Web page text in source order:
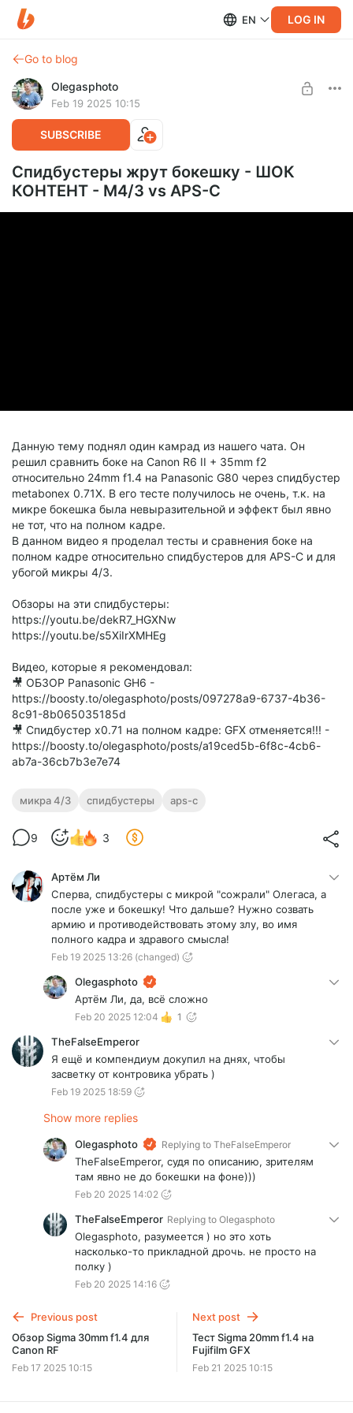
EN LOG IN
Go to blog
Olegasphoto
Feb 19 2025 10:15
SUBSCRIBE
Спидбустеры жрут бокешку - ШОК
КОНТЕНТ - M4/3 vs APS-C
Данную тему поднял один камрад из нашего чата. Он
решил сравнить боке на Canon R6 II + 35mm f2
относительно 24mm f1.4 на Panasonic G80 через спидбустер
metabonex 0.71X. В его тесте получилось не очень, т.к. на
микре бокешка была невыразительной и эффект был явно
не тот, что на полном кадре.
В данном видео я проделал тесты и сравнения боке на
полном кадре относительно спидбустеров для APS-C и для
убогой микры 4/3.
Обзоры на эти спидбустеры:
https://youtu.be/dekR7_HGXNw
https://youtu.be/s5XiIrXMHEg
Видео, которые я рекомендовал:
🎥 ОБЗОР Panasonic GH6 -
https://boosty.to/olegasphoto/posts/097278a9-6737-4b36-
8c91-8b065035185d
🎥 Спидбустер х0.71 на полном кадре: GFX отменяется!!! -
https://boosty.to/olegasphoto/posts/a19ced5b-6f8c-4cb6-
ab7a-36cb7b3e7e74
микра 4/3 спидбустеры aps-c
9 3
Артём Ли
Сперва, спидбустеры с микрой "сожрали" Олегаса, а
после уже и бокешку! Что дальше? Нужно созвать
армию и противодействовать этому злу, во имя
полного кадра и здравого смысла!
Feb 19 2025 13:26 (changed)
Olegasphoto
Артём Ли, да, всё сложно
Feb 20 2025 12:04 1
TheFalseEmperor
Я ещё и компендиум докупил на днях, чтобы
засветку от контровика убрать )
Feb 19 2025 18:59
Show more replies
Olegasphoto Replying to TheFalseEmperor
TheFalseEmperor, судя по описанию, зрителям
там явно не до бокешки на фоне)))
Feb 20 2025 14:02
TheFalseEmperor Replying to Olegasphoto
Olegasphoto, разумеется ) но это хоть
насколько-то прикладной дрочь. не просто на
полку )
Feb 20 2025 14:16
Previous post
Обзор Sigma 30mm f1.4 для
Canon RF
Feb 17 2025 10:15
Next post
Тест Sigma 20mm f1.4 на
Fujifilm GFX
Feb 21 2025 10:15